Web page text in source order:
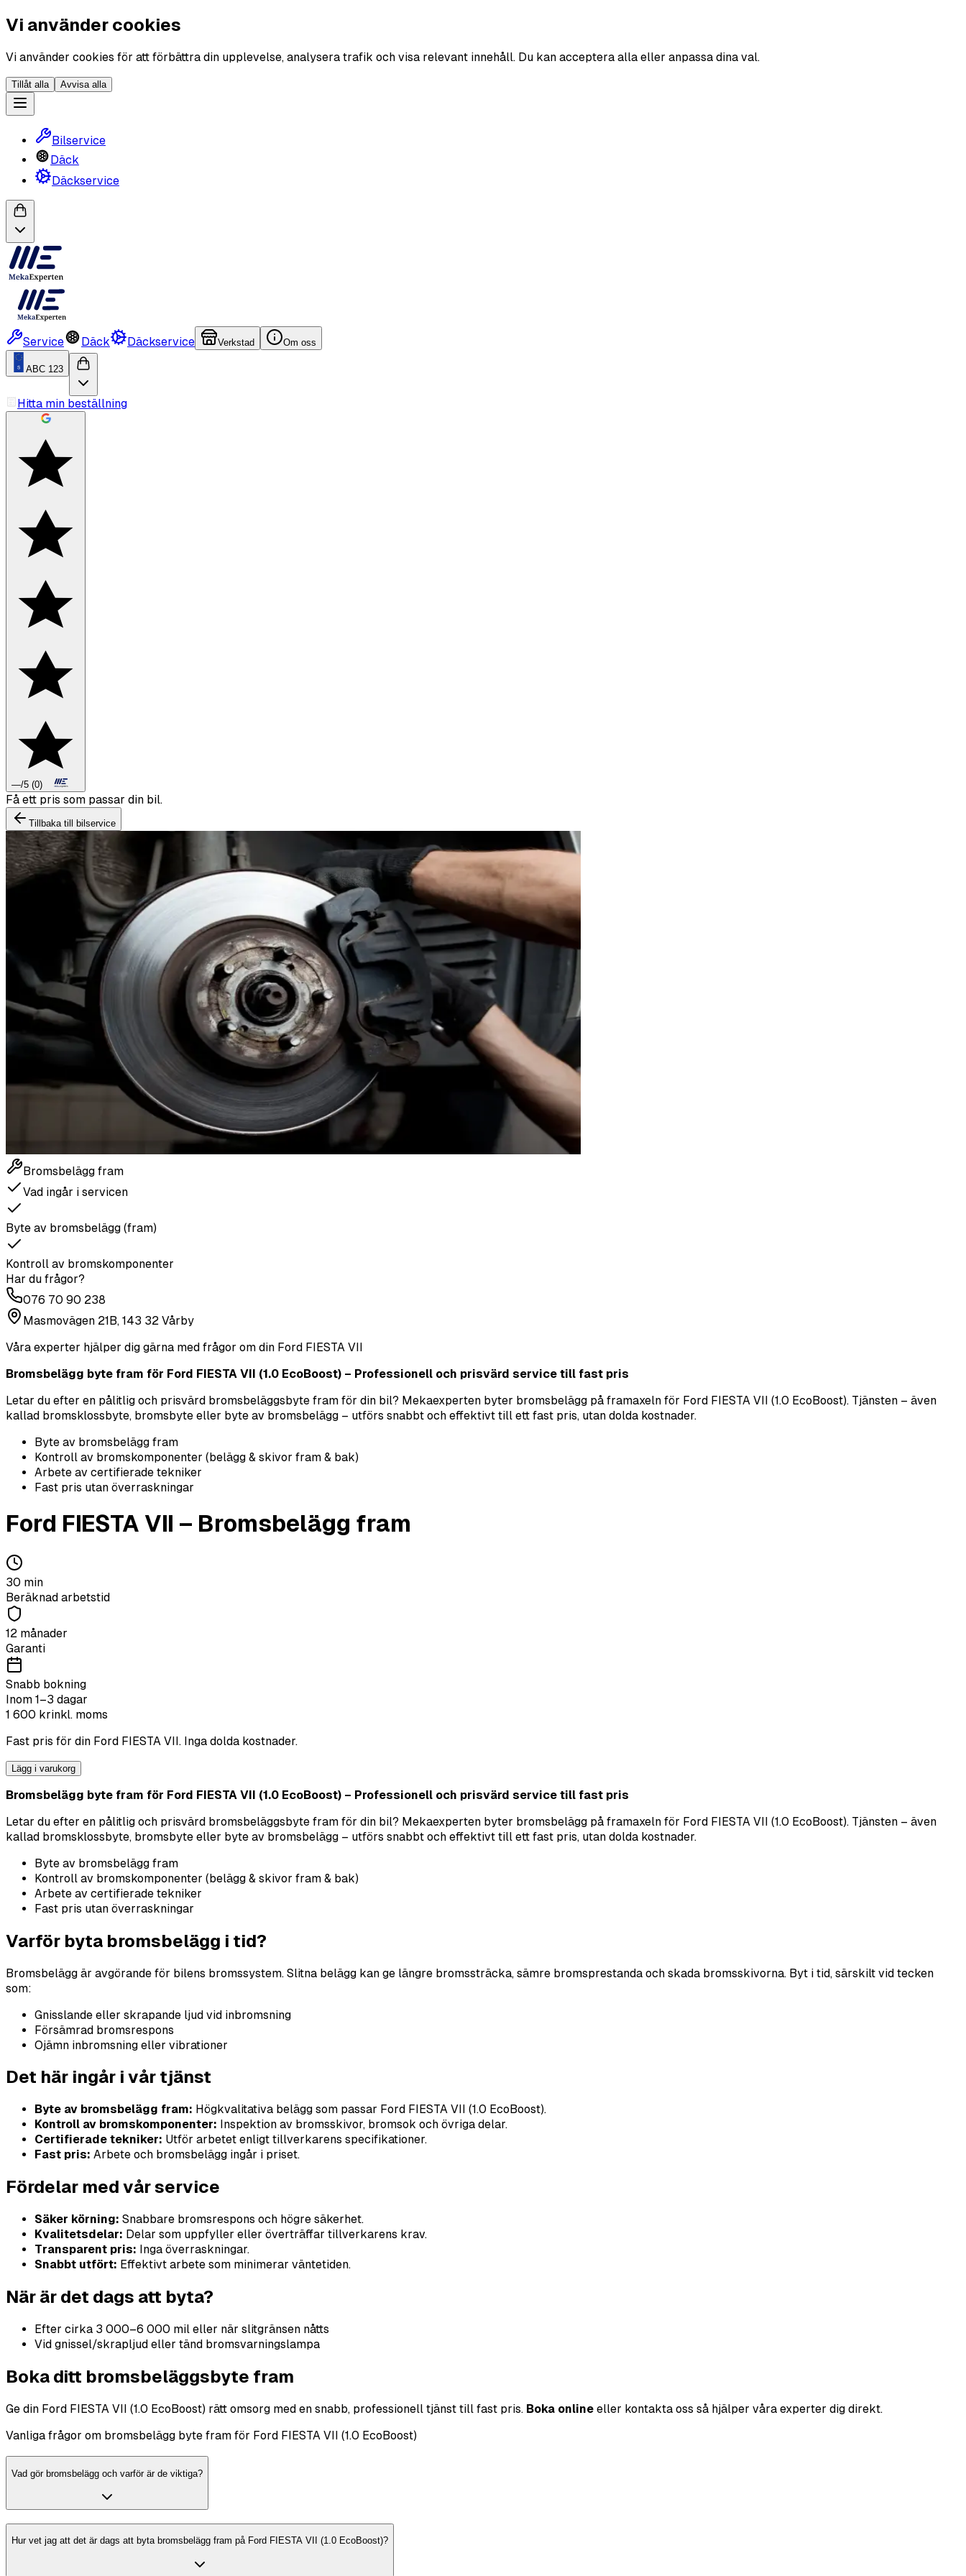
Vi använder cookies
Vi använder cookies för att förbättra din upplevelse, analysera trafik och visa relevant innehåll. Du kan acceptera alla eller anpassa dina val.
Tillåt alla Avvisa alla
Bilservice
Däck
Däckservice
Service Däck Däckservice Verkstad Om oss
ABC 123
Hitta min beställning
—/5 (0)
Få ett pris som passar din bil.
Tillbaka till bilservice
Bromsbelägg fram
Vad ingår i servicen
Byte av bromsbelägg (fram)
Kontroll av bromskomponenter
Har du frågor?
076 70 90 238
Masmovägen 21B, 143 32 Vårby
Våra experter hjälper dig gärna med frågor om din Ford FIESTA VII
Bromsbelägg byte fram för Ford FIESTA VII (1.0 EcoBoost) – Professionell och prisvärd service till fast pris
Letar du efter en pålitlig och prisvärd bromsbeläggsbyte fram för din bil? Mekaexperten byter bromsbelägg på framaxeln för Ford FIESTA VII (1.0 EcoBoost). Tjänsten – även
kallad bromsklossbyte, bromsbyte eller byte av bromsbelägg – utförs snabbt och effektivt till ett fast pris, utan dolda kostnader.
Byte av bromsbelägg fram
Kontroll av bromskomponenter (belägg & skivor fram & bak)
Arbete av certifierade tekniker
Fast pris utan överraskningar
Ford FIESTA VII – Bromsbelägg fram
30 min
Beräknad arbetstid
12 månader
Garanti
Snabb bokning
Inom 1–3 dagar
1 600 krinkl. moms
Fast pris för din Ford FIESTA VII. Inga dolda kostnader.
Lägg i varukorg
Bromsbelägg byte fram för Ford FIESTA VII (1.0 EcoBoost) – Professionell och prisvärd service till fast pris
Letar du efter en pålitlig och prisvärd bromsbeläggsbyte fram för din bil? Mekaexperten byter bromsbelägg på framaxeln för Ford FIESTA VII (1.0 EcoBoost). Tjänsten – även
kallad bromsklossbyte, bromsbyte eller byte av bromsbelägg – utförs snabbt och effektivt till ett fast pris, utan dolda kostnader.
Byte av bromsbelägg fram
Kontroll av bromskomponenter (belägg & skivor fram & bak)
Arbete av certifierade tekniker
Fast pris utan överraskningar
Varför byta bromsbelägg i tid?
Bromsbelägg är avgörande för bilens bromssystem. Slitna belägg kan ge längre bromssträcka, sämre bromsprestanda och skada bromsskivorna. Byt i tid, särskilt vid tecken
som:
Gnisslande eller skrapande ljud vid inbromsning
Försämrad bromsrespons
Ojämn inbromsning eller vibrationer
Det här ingår i vår tjänst
Byte av bromsbelägg fram: Högkvalitativa belägg som passar Ford FIESTA VII (1.0 EcoBoost).
Kontroll av bromskomponenter: Inspektion av bromsskivor, bromsok och övriga delar.
Certifierade tekniker: Utför arbetet enligt tillverkarens specifikationer.
Fast pris: Arbete och bromsbelägg ingår i priset.
Fördelar med vår service
Säker körning: Snabbare bromsrespons och högre säkerhet.
Kvalitetsdelar: Delar som uppfyller eller överträffar tillverkarens krav.
Transparent pris: Inga överraskningar.
Snabbt utfört: Effektivt arbete som minimerar väntetiden.
När är det dags att byta?
Efter cirka 3 000–6 000 mil eller när slitgränsen nåtts
Vid gnissel/skrapljud eller tänd bromsvarningslampa
Boka ditt bromsbeläggsbyte fram
Ge din Ford FIESTA VII (1.0 EcoBoost) rätt omsorg med en snabb, professionell tjänst till fast pris. Boka online eller kontakta oss så hjälper våra experter dig direkt.
Vanliga frågor om bromsbelägg byte fram för Ford FIESTA VII (1.0 EcoBoost)
Vad gör bromsbelägg och varför är de viktiga?
Hur vet jag att det är dags att byta bromsbelägg fram på Ford FIESTA VII (1.0 EcoBoost)?